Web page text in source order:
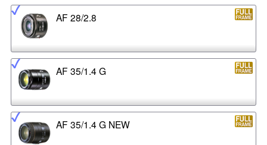
AF 28/2.8
AF 35/1.4 G
AF 35/1.4 G NEW